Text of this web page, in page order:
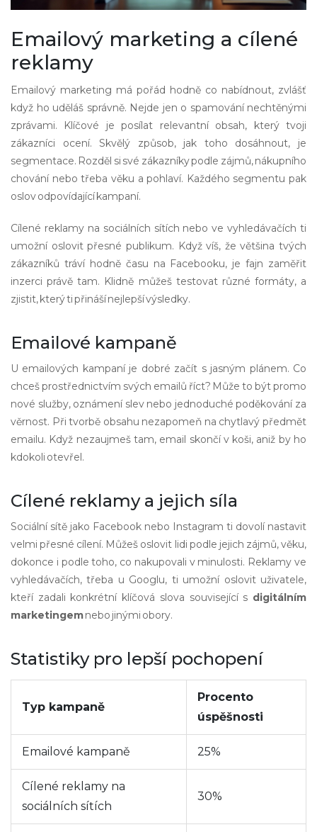
Emailový marketing a cílené
reklamy
Emailový marketing má pořád hodně co nabídnout, zvlášť
když ho uděláš správně. Nejde jen o spamování nechtěnými
zprávami. Klíčové je posílat relevantní obsah, který tvoji
zákazníci ocení. Skvělý způsob, jak toho dosáhnout, je
segmentace. Rozděl si své zákazníky podle zájmů, nákupního
chování nebo třeba věku a pohlaví. Každého segmentu pak
oslov odpovídající kampaní.
Cílené reklamy na sociálních sítích nebo ve vyhledávačích ti
umožní oslovit přesné publikum. Když víš, že většina tvých
zákazníků tráví hodně času na Facebooku, je fajn zaměřit
inzerci právě tam. Klidně můžeš testovat různé formáty, a
zjistit, který ti přináší nejlepší výsledky.
Emailové kampaně
U emailových kampaní je dobré začít s jasným plánem. Co
chceš prostřednictvím svých emailů říct? Může to být promo
nové služby, oznámení slev nebo jednoduché poděkování za
věrnost. Při tvorbě obsahu nezapomeň na chytlavý předmět
emailu. Když nezaujmeš tam, email skončí v koši, aniž by ho
kdokoli otevřel.
Cílené reklamy a jejich síla
Sociální sítě jako Facebook nebo Instagram ti dovolí nastavit
velmi přesné cílení. Můžeš oslovit lidi podle jejich zájmů, věku,
dokonce i podle toho, co nakupovali v minulosti. Reklamy ve
vyhledávačích, třeba u Googlu, ti umožní oslovit uživatele,
kteří zadali konkrétní klíčová slova související s digitálním
marketingemnebo jinými obory.
Statistiky pro lepší pochopení
Typ kampaně
Procento
úspěšnosti
Emailové kampaně 25%
Cílené reklamy na
sociálních sítích
30%